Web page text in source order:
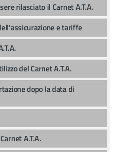
rilasciato il Carnet A.T.A.
e tariffe
del Carnet A.T.A.
dopo la data di
A.T.A.